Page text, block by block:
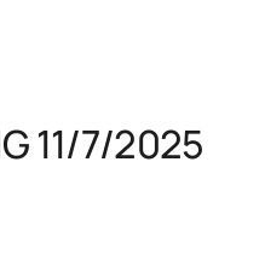
11/7/2025